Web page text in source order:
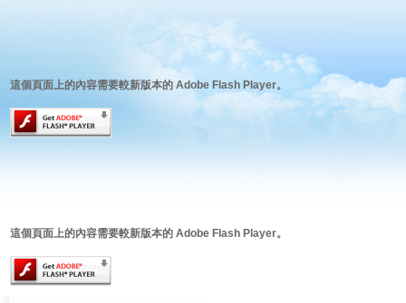
這個頁面上的內容需要較新版本的 Adobe Flash Player。
這個頁面上的內容需要較新版本的 Adobe Flash Player。